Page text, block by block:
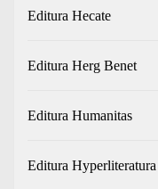
Editura Hecate
Editura Herg Benet
Editura Humanitas
Editura Hyperliteratura